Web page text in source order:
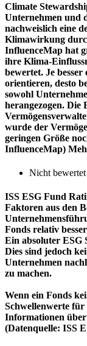
Climate
Unternehmen und
nachweislich eine
Klimawirkung
InfluenceMap hat
ihre Klima-
bewertet. Je
orientieren, desto
sowohl
herangezogen. Die
wurde der
geringen Größe
InfluenceMap)
Nicht bewertet
ISS ESG Fund
Faktoren aus den
Fonds relativ
Ein absoluter ESG
Dies sind jedoch
Unternehmen
zu machen.
Wenn ein Fonds
Schwellenwerte
Informationen
(Datenquelle: ISS